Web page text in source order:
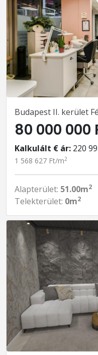
Budapest II. kerület
80 000 000
Kalkulált € ár: 220
1 568 627 Ft/m2
Alapterület: 51.00m2
Telekterület: 0m2